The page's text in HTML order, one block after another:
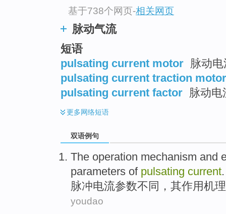
基于738个网页-相关网页
脉动气流
短语
pulsating current motor 脉动
pulsating current traction motor
pulsating current factor 脉动电
更多网络短语
双语例句
The operation mechanism and
parameters of pulsating current.
脉冲电流参数不同 ，其作用机理
youdao